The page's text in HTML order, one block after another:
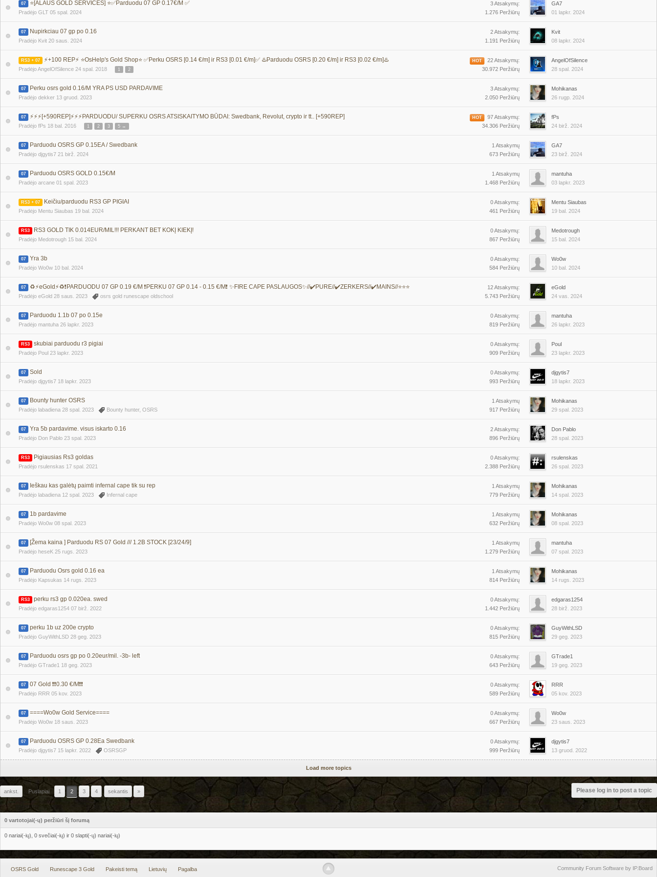
07 ⭐️[ALAUS GOLD SERVICES] ⭐️✅Parduodu 07 GP 0.17€/M ✅
Pradėjo GLT 05 spal. 2024
3 Atsakymų:
1.276 Peržiūrų
GA7
01 lapkr. 2024
07 Nupirkciau 07 gp po 0.16
Pradėjo Kvit 20 saus. 2024
2 Atsakymų:
1.191 Peržiūrų
Kvit
08 lapkr. 2024
RS3 + 07 ⚡+100 REP⚡ ⭐OsHelp's Gold Shop⭐ ✅Perku OSRS [0.14 €/m] ir RS3 [0.01 €/m]✅ ♨️Parduodu OSRS [0.20 €/m] ir RS3 [0.02 €/m]♨️
Pradėjo AngelOfSilence 24 spal. 2018 1 2
HOT
22 Atsakymų:
30.972 Peržiūrų
AngelOfSilence
28 spal. 2024
07 Perku osrs gold 0.16/M YRA PS USD PARDAVIME
Pradėjo dekker 13 gruod. 2023
3 Atsakymų:
2.050 Peržiūrų
Mohikanas
26 rugp. 2024
07 ⚡️⚡️⚡️[+590REP]⚡️⚡️⚡️PARDUODU/ SUPERKU OSRS ATSISKAITYMO BŪDAI: Swedbank, Revolut, crypto ir tt.. [+590REP]
Pradėjo fPs 18 bal. 2016 1 2 3 5 →
HOT
97 Atsakymų:
34.306 Peržiūrų
fPs
24 birž. 2024
07 Parduodu OSRS GP 0.15EA / Swedbank
Pradėjo djgytis7 21 birž. 2024
1 Atsakymų
673 Peržiūrų
GA7
23 birž. 2024
07 Parduodu OSRS GOLD 0.15€/M
Pradėjo arcane 01 spal. 2023
1 Atsakymų
1.468 Peržiūrų
mantuha
03 lapkr. 2023
RS3 + 07 Keičiu/parduodu RS3 GP PIGIAI
Pradėjo Mentu Siaubas 19 bal. 2024
0 Atsakymų:
461 Peržiūrų
Mentu Siaubas
19 bal. 2024
RS3 RS3 GOLD TIK 0.014EUR/MIL!!! PERKANT BET KOKĮ KIEKĮ!
Pradėjo Medotrough 15 bal. 2024
0 Atsakymų:
867 Peržiūrų
Medotrough
15 bal. 2024
07 Yra 3b
Pradėjo Wo0w 10 bal. 2024
0 Atsakymų:
584 Peržiūrų
Wo0w
10 bal. 2024
07 ♻️⚡eGold⚡♻️❗PARDUODU 07 GP 0.19 €/M ❗PERKU 07 GP 0.14 - 0.15 €/M❗ ✨FIRE CAPE PASLAUGOS✨//✔️PURE//✔️ZERKERS//✔️MAINS//⭐⭐⭐
Pradėjo eGold 28 saus. 2023 osrs gold runescape oldschool
12 Atsakymų:
5.743 Peržiūrų
eGold
24 vas. 2024
07 Parduodu 1.1b 07 po 0.15e
Pradėjo mantuha 26 lapkr. 2023
0 Atsakymų:
819 Peržiūrų
mantuha
26 lapkr. 2023
RS3 skubiai parduodu r3 pigiai
Pradėjo Poul 23 lapkr. 2023
0 Atsakymų:
909 Peržiūrų
Poul
23 lapkr. 2023
07 Sold
Pradėjo djgytis7 18 lapkr. 2023
0 Atsakymų:
993 Peržiūrų
djgytis7
18 lapkr. 2023
07 Bounty hunter OSRS
Pradėjo labadiena 28 spal. 2023 Bounty hunter, OSRS
1 Atsakymų
917 Peržiūrų
Mohikanas
29 spal. 2023
07 Yra 5b pardavime. visus iskarto 0.16
Pradėjo Don Pablo 23 spal. 2023
2 Atsakymų:
896 Peržiūrų
Don Pablo
28 spal. 2023
RS3 Pigiausias Rs3 goldas
Pradėjo rsulenskas 17 spal. 2021
0 Atsakymų:
2.388 Peržiūrų
rsulenskas
26 spal. 2023
07 Ieškau kas galėtų paimti infernal cape tik su rep
Pradėjo labadiena 12 spal. 2023 Infernal cape
1 Atsakymų
779 Peržiūrų
Mohikanas
14 spal. 2023
07 1b pardavime
Pradėjo Wo0w 08 spal. 2023
1 Atsakymų
632 Peržiūrų
Mohikanas
08 spal. 2023
07 [Žema kaina ] Parduodu RS 07 Gold /// 1.2B STOCK [23/24/9]
Pradėjo heseK 25 rugs. 2023
1 Atsakymų
1.279 Peržiūrų
mantuha
07 spal. 2023
07 Parduodu Osrs gold 0.16 ea
Pradėjo Kapsukas 14 rugs. 2023
1 Atsakymų
814 Peržiūrų
Mohikanas
14 rugs. 2023
RS3 perku rs3 gp 0.020ea. swed
Pradėjo edgaras1254 07 birž. 2022
0 Atsakymų:
1.442 Peržiūrų
edgaras1254
28 birž. 2023
07 perku 1b uz 200e crypto
Pradėjo GuyWithLSD 28 geg. 2023
0 Atsakymų:
815 Peržiūrų
GuyWithLSD
29 geg. 2023
07 Parduodu osrs gp po 0.20eur/mil. -3b- left
Pradėjo GTrade1 18 geg. 2023
0 Atsakymų:
643 Peržiūrų
GTrade1
19 geg. 2023
07 07 Gold ❗❗0.30 €/M❗❗
Pradėjo RRR 05 kov. 2023
0 Atsakymų:
589 Peržiūrų
RRR
05 kov. 2023
07 ====Wo0w Gold Service====
Pradėjo Wo0w 18 saus. 2023
0 Atsakymų:
667 Peržiūrų
Wo0w
23 saus. 2023
07 Parduodu OSRS GP 0.28Ea Swedbank
Pradėjo djgytis7 15 lapkr. 2022 OSRSGP
0 Atsakymų:
999 Peržiūrų
djgytis7
13 gruod. 2022
Load more topics
ankst. Puslapiai 1 2 3 4 sekantis » Please log in to post a topic
0 vartotojai(-ų) peržiūri šį forumą
0 nariai(-ių), 0 svečiai(-ių) ir 0 slapti(-ų) nariai(-ių)
OSRS Gold Runescape 3 Gold Pakeisti temą Lietuvių Pagalba Community Forum Software by IP.Board